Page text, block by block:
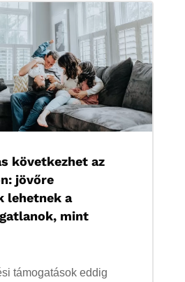
következhet az
jövőre
lehetnek a
mint
támogatások eddig